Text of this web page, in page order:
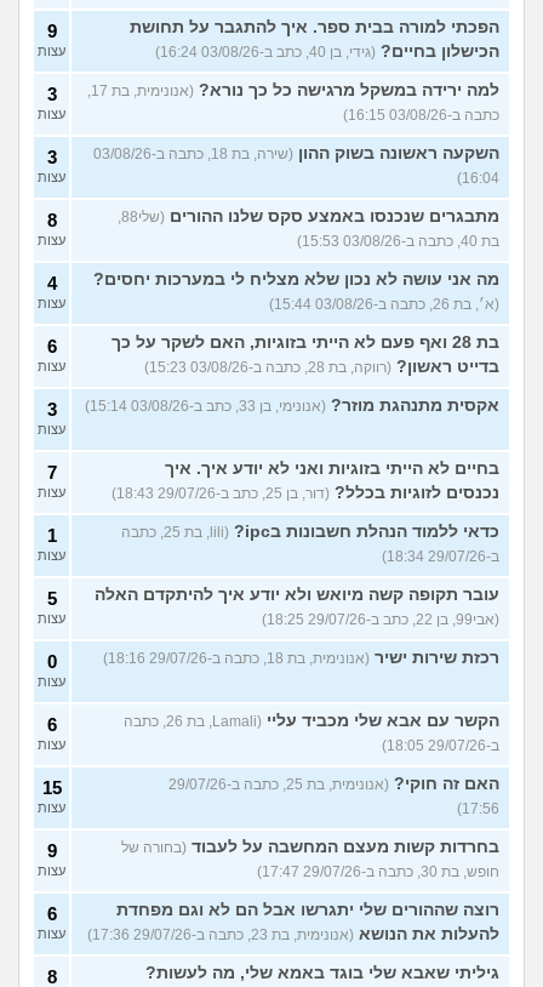
הפכתי למורה בבית ספר. איך להתגבר על תחושת
הכישלון בחיים? (גידי, בן 40, כתב ב-03/08/26 16:24)
9
עצות
למה ירידה במשקל מרגישה כל כך נורא?
(אנונימית, בת 17,
כתבה ב-03/08/26 16:15)
3
עצות
השקעה ראשונה בשוק ההון
(שירה, בת 18, כתבה ב-03/08/26
16:04)
3
עצות
מתבגרים שנכנסו באמצע סקס שלנו ההורים
(שלי88,
בת 40, כתבה ב-03/08/26 15:53)
8
עצות
מה אני עושה לא נכון שלא מצליח לי במערכות יחסים?
(א׳, בת 26, כתבה ב-03/08/26 15:44)
4
עצות
בת 28 ואף פעם לא הייתי בזוגיות, האם לשקר על כך
בדייט ראשון? (רווקה, בת 28, כתבה ב-03/08/26 15:23)
6
עצות
אקסית מתנהגת מוזר? (אנונימי, בן 33, כתב ב-03/08/26 15:14) 3
עצות
בחיים לא הייתי בזוגיות ואני לא יודע איך. איך
נכנסים לזוגיות בכלל? (דור, בן 25, כתב ב-29/07/26 18:43)
7
עצות
כדאי ללמוד הנהלת חשבונות בipc?
(lili, בת 25, כתבה
ב-29/07/26 18:34)
1
עצות
עובר תקופה קשה מיואש ולא יודע איך להיתקדם האלה
(אבי99, בן 22, כתב ב-29/07/26 18:25)
5
עצות
רכזת שירות ישיר (אנונימית, בת 18, כתבה ב-29/07/26 18:16) 0
עצות
הקשר עם אבא שלי מכביד עליי
(Lamali, בת 26, כתבה
ב-29/07/26 18:05)
6
עצות
האם זה חוקי?
(אנונימית, בת 25, כתבה ב-29/07/26
17:56)
15
עצות
בחרדות קשות מעצם המחשבה על לעבוד (בחורה של
חופש, בת 30, כתבה ב-29/07/26 17:47)
9
עצות
רוצה שההורים שלי יתגרשו אבל הם לא וגם מפחדת
להעלות את הנושא (אנונימית, בת 23, כתבה ב-29/07/26 17:36)
6
עצות
גיליתי שאבא שלי בוגד באמא שלי, מה לעשות? 8